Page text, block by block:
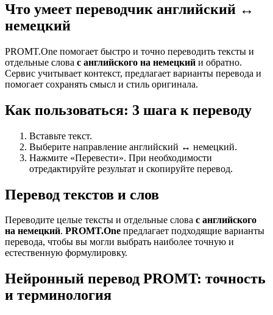
Что умеет переводчик английский ↔
немецкий
PROMT.One помогает быстро и точно переводить тексты и
отдельные слова с английского на немецкий и обратно.
Сервис учитывает контекст, предлагает варианты перевода и
помогает сохранять смысл и стиль оригинала.
Как пользоваться: 3 шага к переводу
Вставьте текст.
Выберите направление английский ↔ немецкий.
Нажмите «Перевести». При необходимости
отредактируйте результат и скопируйте перевод.
Перевод текстов и слов
Переводите целые тексты и отдельные слова с английского
на немецкий. PROMT.One предлагает подходящие варианты
перевода, чтобы вы могли выбрать наиболее точную и
естественную формулировку.
Нейронный перевод PROMT: точность
и терминология